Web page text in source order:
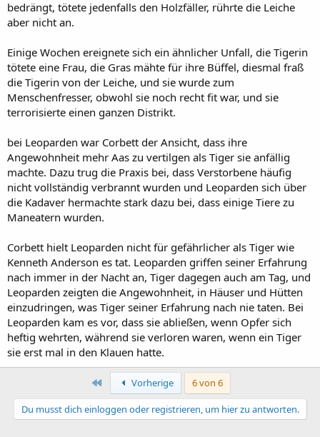
bedrängt, tötete jedenfalls den Holzfäller, rührte die Leiche
aber nicht an.
Einige Wochen ereignete sich ein ähnlicher Unfall, die Tigerin
tötete eine Frau, die Gras mähte für ihre Büffel, diesmal fraß
die Tigerin von der Leiche, und sie wurde zum
Menschenfresser, obwohl sie noch recht fit war, und sie
terrorisierte einen ganzen Distrikt.
bei Leoparden war Corbett der Ansicht, dass ihre
Angewohnheit mehr Aas zu vertilgen als Tiger sie anfällig
machte. Dazu trug die Praxis bei, dass Verstorbene häufig
nicht vollständig verbrannt wurden und Leoparden sich über
die Kadaver hermachte stark dazu bei, dass einige Tiere zu
Maneatern wurden.
Corbett hielt Leoparden nicht für gefährlicher als Tiger wie
Kenneth Anderson es tat. Leoparden griffen seiner Erfahrung
nach immer in der Nacht an, Tiger dagegen auch am Tag, und
Leoparden zeigten die Angewohnheit, in Häuser und Hütten
einzudringen, was Tiger seiner Erfahrung nach nie taten. Bei
Leoparden kam es vor, dass sie abließen, wenn Opfer sich
heftig wehrten, während sie verloren waren, wenn ein Tiger
sie erst mal in den Klauen hatte.
Erste Vorherige 6 von 6
Du musst dich einloggen oder registrieren, um hier zu antworten.